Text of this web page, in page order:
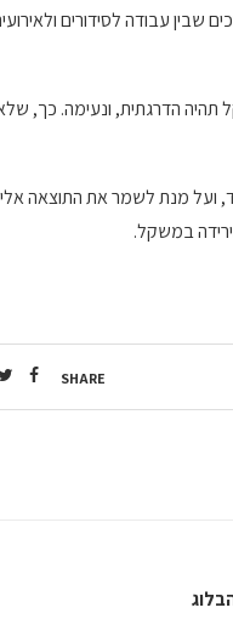
שבין עבודה לסידורים
תהיה הדרגתית, ונעימה.
ועל מנת לשמר את התוצאה
במשקל.
SHARE